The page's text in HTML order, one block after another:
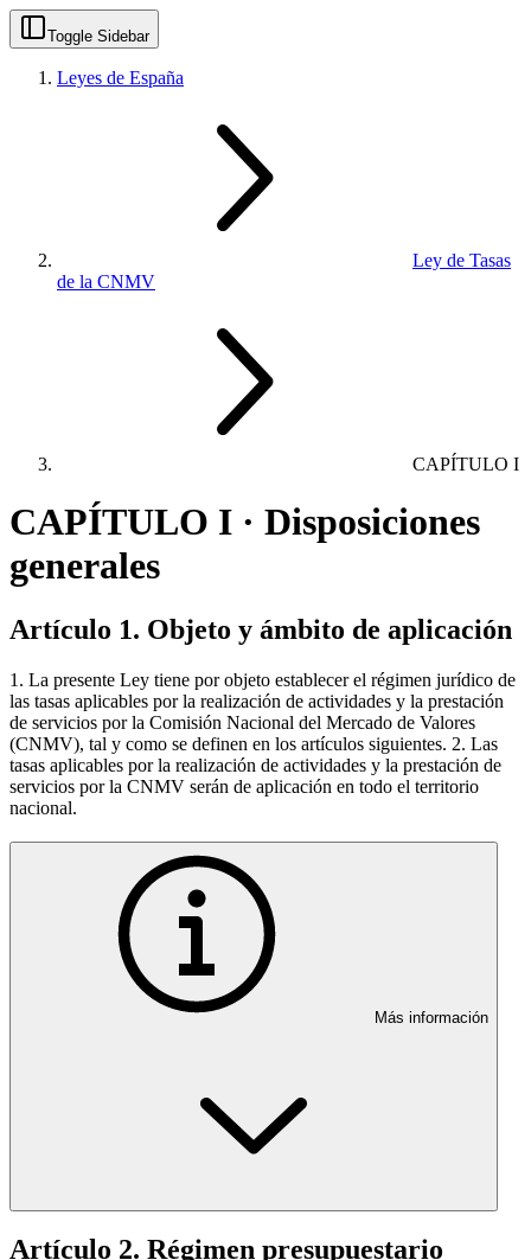
Toggle Sidebar
Leyes de España
Ley de Tasas
de la CNMV
CAPÍTULO I
CAPÍTULO I · Disposiciones
generales
Artículo 1. Objeto y ámbito de aplicación
1. La presente Ley tiene por objeto establecer el régimen jurídico de
las tasas aplicables por la realización de actividades y la prestación
de servicios por la Comisión Nacional del Mercado de Valores
(CNMV), tal y como se definen en los artículos siguientes. 2. Las
tasas aplicables por la realización de actividades y la prestación de
servicios por la CNMV serán de aplicación en todo el territorio
nacional.
Más información
Artículo 2. Régimen presupuestario